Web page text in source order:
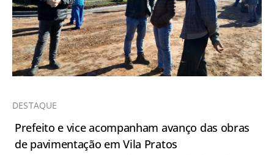
DESTAQUE
Prefeito e vice acompanham avanço das obras
de pavimentação em Vila Pratos